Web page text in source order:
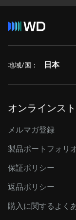
地域/国： 日本
オンラインス
メルマガ登録
製品ポートフォリ
保証ポリシー
返品ポリシー
購入に関するよく